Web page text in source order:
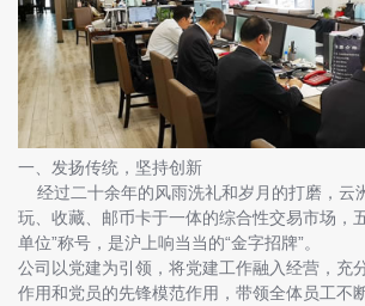
一、发扬传统，坚持创新
经过二十余年的风雨洗礼和岁月的打磨，云
玩、收藏、邮币卡于一体的综合性交易市场，
单位”称号，是沪上响当当的“金字招牌”。
公司以党建为引领，将党建工作融入经营，充
作用和党员的先锋模范作用，带领全体员工不